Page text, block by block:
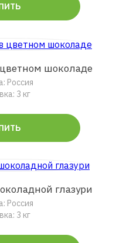
шоколаде
Россия
3 кг
глазури
Россия
3 кг